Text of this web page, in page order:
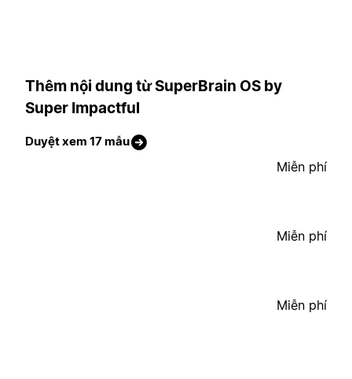
Thêm nội dung từ SuperBrain OS by
Super Impactful
Duyệt xem 17 mẫu
Miễn phí
Miễn phí
Miễn phí